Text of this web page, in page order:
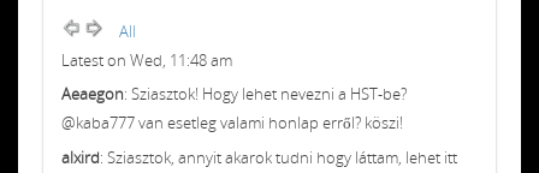
All
Latest on Wed, 11:48 am
Aeaegon: Sziasztok! Hogy lehet nevezni a HST-be?
@kaba777 van esetleg valami honlap erről? köszi!
alxird: Sziasztok, annyit akarok tudni hogy láttam, lehet itt